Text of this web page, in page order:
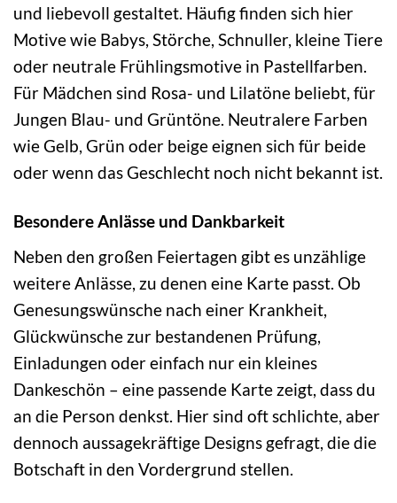
und liebevoll gestaltet. Häufig finden sich hier
Motive wie Babys, Störche, Schnuller, kleine Tiere
oder neutrale Frühlingsmotive in Pastellfarben.
Für Mädchen sind Rosa- und Lilatöne beliebt, für
Jungen Blau- und Grüntöne. Neutralere Farben
wie Gelb, Grün oder beige eignen sich für beide
oder wenn das Geschlecht noch nicht bekannt ist.
Besondere Anlässe und Dankbarkeit
Neben den großen Feiertagen gibt es unzählige
weitere Anlässe, zu denen eine Karte passt. Ob
Genesungswünsche nach einer Krankheit,
Glückwünsche zur bestandenen Prüfung,
Einladungen oder einfach nur ein kleines
Dankeschön – eine passende Karte zeigt, dass du
an die Person denkst. Hier sind oft schlichte, aber
dennoch aussagekräftige Designs gefragt, die die
Botschaft in den Vordergrund stellen.